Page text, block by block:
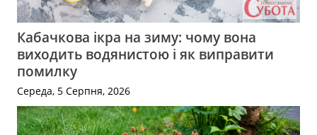
Кабачкова ікра на зиму: чому вона
виходить водянистою і як виправити
помилку
Середа, 5 Серпня, 2026